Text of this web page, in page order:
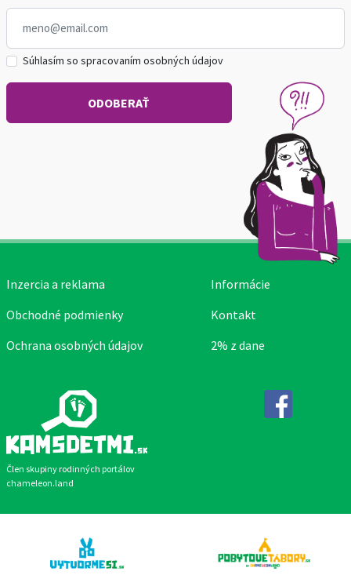
Súhlasím so spracovaním osobných údajov
Člen skupiny rodinných portálov
chameleon.land
Inzercia a reklama
Obchodné podmienky
Ochrana osobných údajov
Informácie
Kontakt
2% z dane